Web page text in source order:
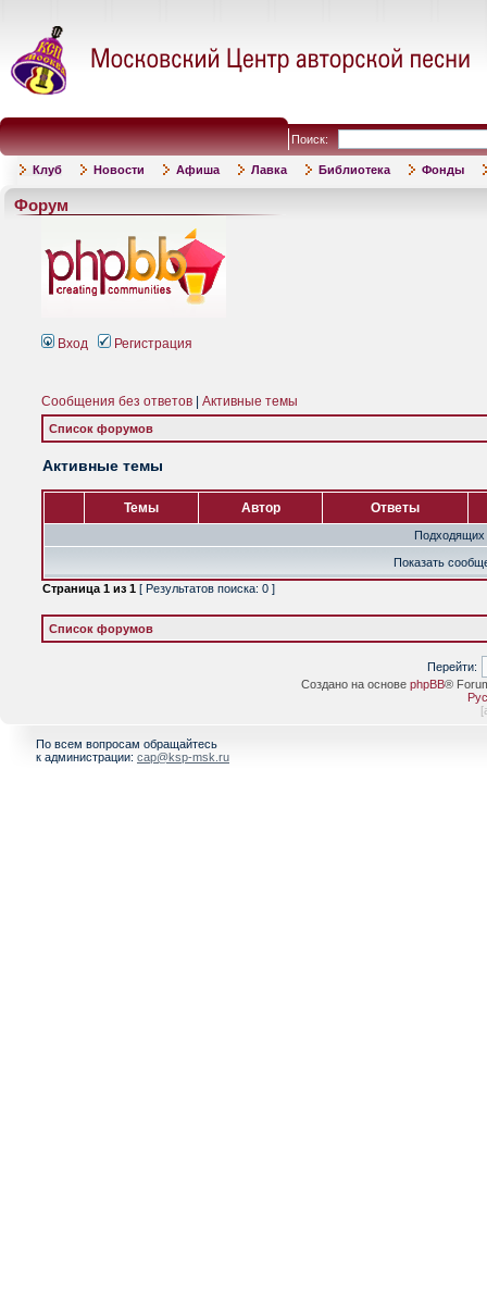
Поиск:
Клуб Новости Афиша Лавка Библиотека Фонды
Форум
Вход Регистрация
Сообщения без ответов Активные темы
Список форумов
Активные темы
Темы Автор Ответы
Подходящих
Показать
Страница 1 из 1 [ Результатов поиска: 0 ]
Список форумов
Перейти:
Создано на основе phpBB®
[
По всем вопросам обращайтесь
к администрации: cap@ksp-msk.ru